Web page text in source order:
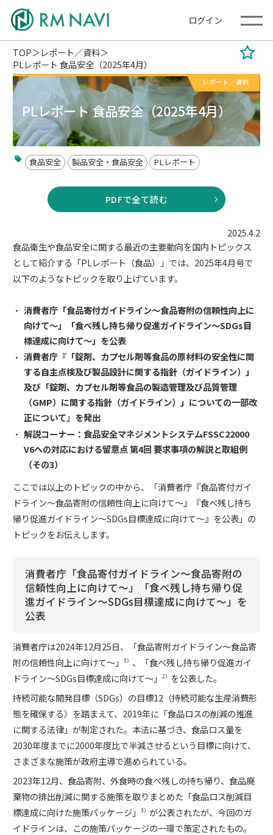
ログイン
TOP
レポート／資料
PLレポート 食品安全（2025年4月）
レポート／資料
PLレポート 食品安全（2025年4月）
食品安全 製品安全・食品安全 PLレポート
PDFで全て読む
2025.4.2
食品衛生や食品安全に関する最近の主要動向を国内トピックス
として紹介する「PLレポート（食品）」では、2025年4月号で
以下のようなトピックを取り上げています。
消費者庁「食品寄付ガイドライン～食品寄附の信頼性向上に
向けて～」「食べ残し持ち帰り促進ガイドライン～SDGs目
標達成に向けて～」を公表
消費者庁『「錠剤、カプセル剤等食品の原材料の安全性に関
する自主点検及び製品設計に関する指針（ガイドライン）」
及び「錠剤、カプセル剤等食品の製造管理及び品質管理
（GMP）に関する指針（ガイドライン）」についての一部改
正について』を発出
解説コーナー：食品安全マネジメントシステムFSSC22000
V6への対応における留意点 第4回 要求事項の解説と取組例
（その3）
ここでは以上のトピックの中から、「消費者庁『食品寄付ガイ
ドライン～食品寄附の信頼性向上に向けて～』『食べ残し持ち
帰り促進ガイドライン～SDGs目標達成に向けて～』を公表」の
トピックをお伝えします。
消費者庁「食品寄付ガイドライン～食品寄附の
信頼性向上に向けて～」「食べ残し持ち帰り促
進ガイドライン～SDGs目標達成に向けて～」を
公表
消費者庁は2024年12月25日、「食品寄附ガイドライン～食品寄
附の信頼性向上に向けて～」1） 、「食べ残し持ち帰り促進ガイ
ドライン～SDGs目標達成に向けて～」2）
を公表した。
持続可能な開発目標（SDGs）の目標12（持続可能な生産消費形
態を確保する）を踏まえて、2019年に「食品ロスの削減の推進
に関する法律」が制定された。本法に基づき、食品ロス量を
2030年度までに2000年度比で半減させるという目標に向けて、
さまざまな施策が政府主導で進められている。
2023年12月、食品寄附、外食時の食べ残しの持ち帰り、食品廃
棄物の排出削減に関する施策を取りまとめた「食品ロス削減目
標達成に向けた施策パッケージ」3）が公表されたが、今回のガ
イドラインは、この施策パッケージの一環で策定されたもの。